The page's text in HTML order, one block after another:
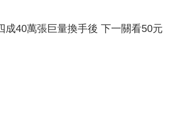
成40萬張巨量換手後 下一關看50元